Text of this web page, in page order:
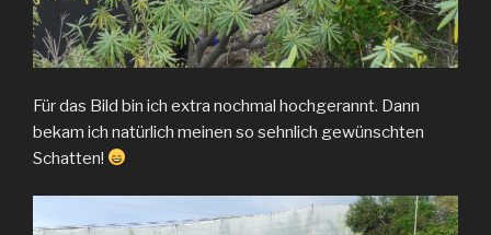
Für das Bild bin ich extra nochmal hochgerannt. Dann
bekam ich natürlich meinen so sehnlich gewünschten
Schatten!